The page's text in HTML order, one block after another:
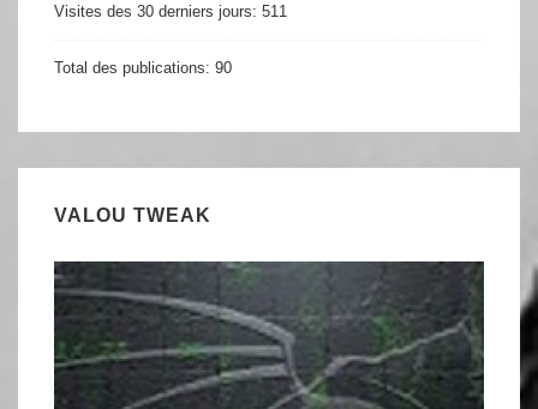
Visites des 30 derniers jours: 511
Total des publications: 90
VALOU TWEAK